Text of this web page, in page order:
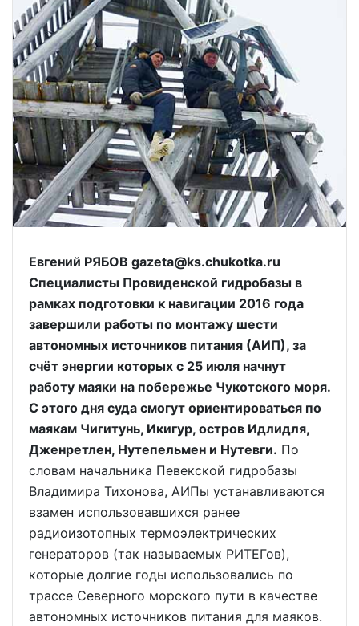
Евгений РЯБОВ gazeta@ks.chukotka.ru
Специалисты Провиденской гидробазы в
рамках подготовки к навигации 2016 года
завершили работы по монтажу шести
автономных источников питания (АИП), за
счёт энергии которых с 25 июля начнут
работу маяки на побережье Чукотского моря.
С этого дня суда смогут ориентироваться по
маякам Чигитунь, Икигур, остров Идлидля,
Дженретлен, Нутепельмен и Нутевги. По
словам начальника Певекской гидробазы
Владимира Тихонова, АИПы устанавливаются
взамен использовавшихся ранее
радиоизотопных термоэлектрических
генераторов (так называемых РИТЕГов),
которые долгие годы использовались по
трассе Северного морского пути в качестве
автономных источников питания для маяков.